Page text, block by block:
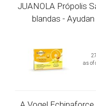
JUANOLA Própolis
blandas - Ayudan
as of